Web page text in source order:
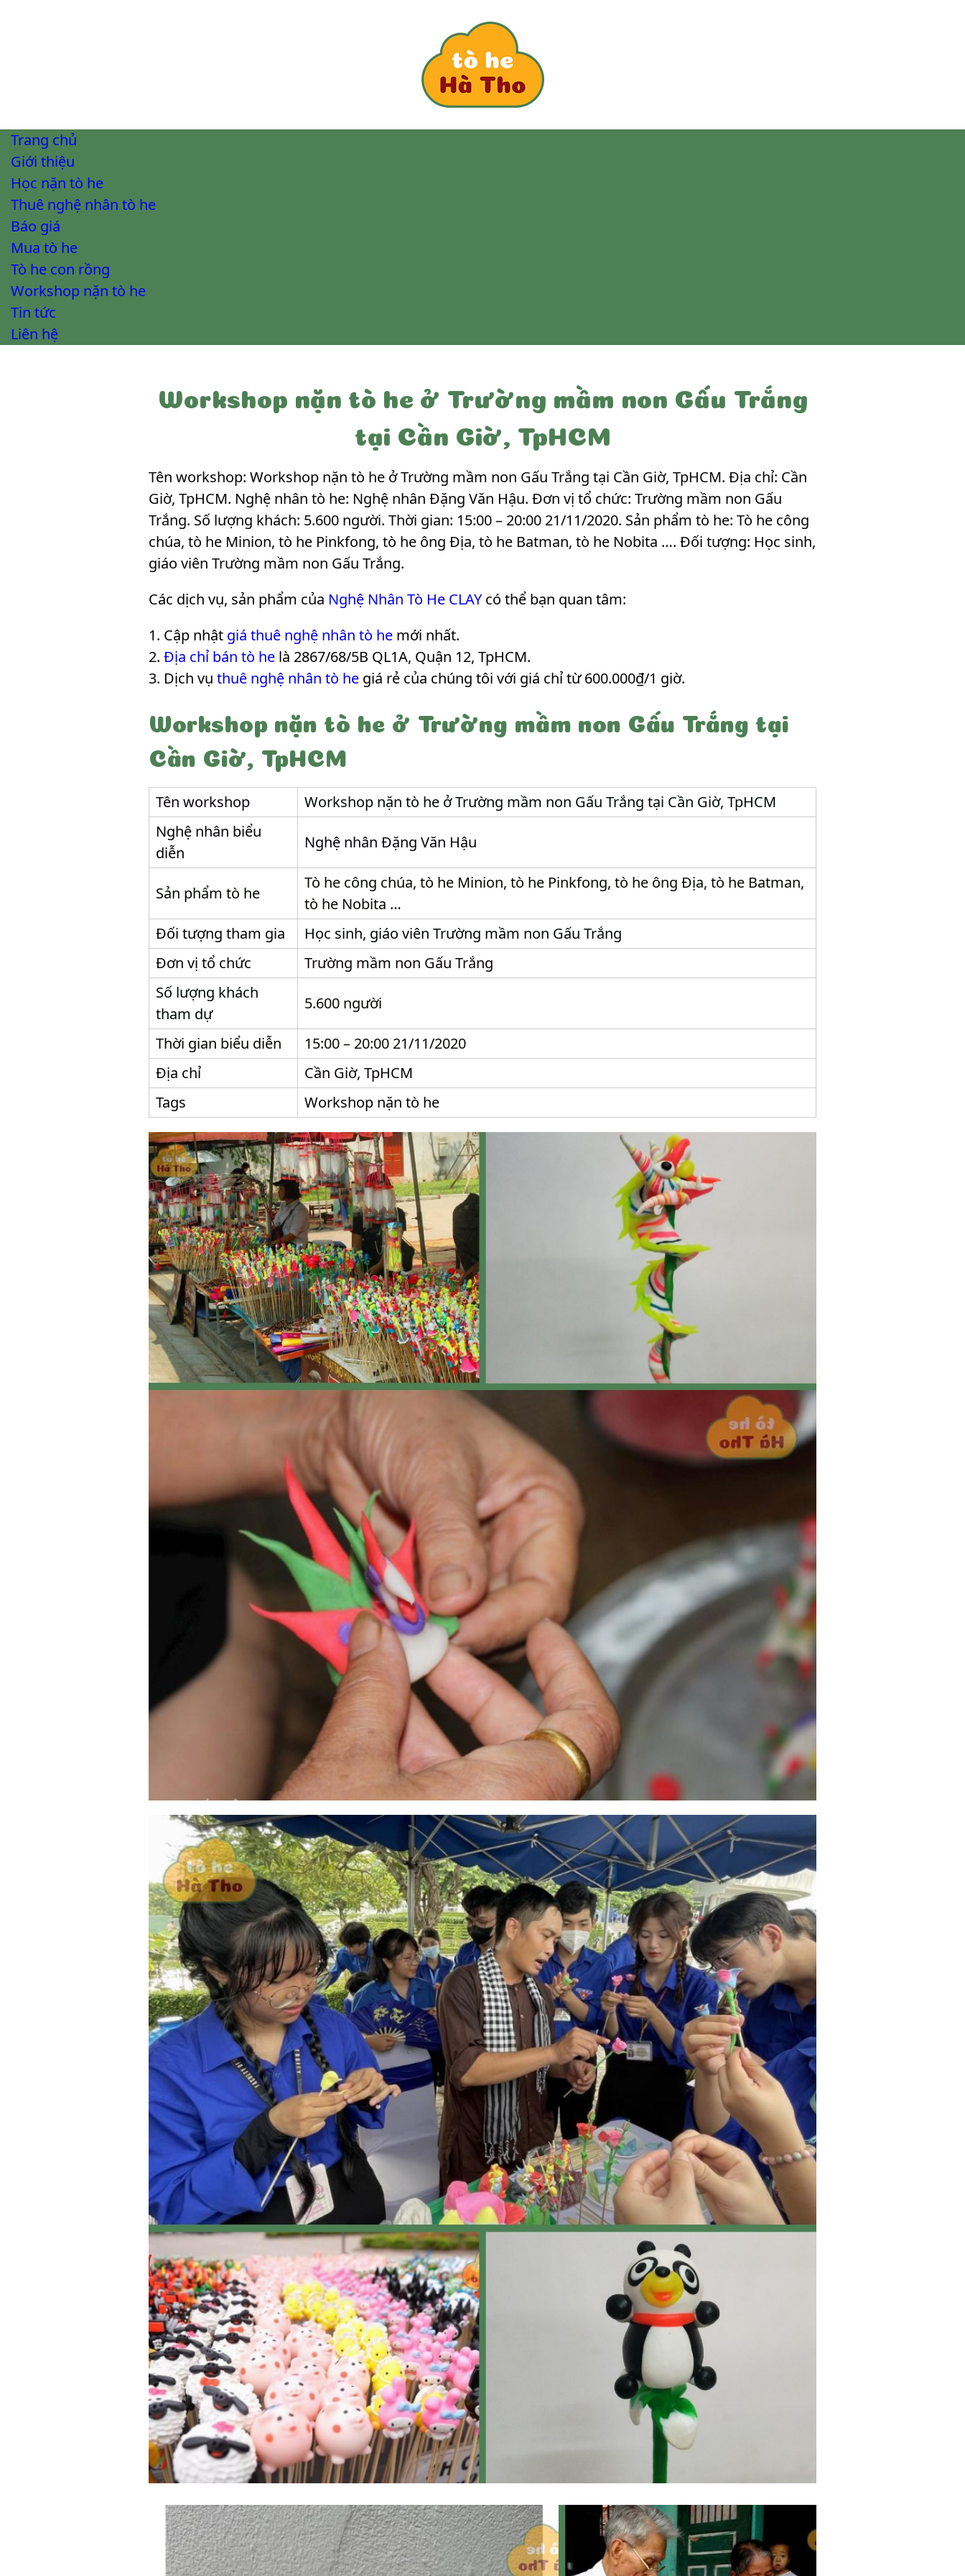
Trang chủ
Giới thiệu
Học nặn tò he
Thuê nghệ nhân tò he
Báo giá
Mua tò he
Tò he con rồng
Workshop nặn tò he
Tin tức
Liên hệ
Workshop nặn tò he ở Trường mầm non Gấu Trắng
tại Cần Giờ, TpHCM
Tên workshop: Workshop nặn tò he ở Trường mầm non Gấu Trắng tại Cần Giờ, TpHCM. Địa chỉ: Cần
Giờ, TpHCM. Nghệ nhân tò he: Nghệ nhân Đặng Văn Hậu. Đơn vị tổ chức: Trường mầm non Gấu
Trắng. Số lượng khách: 5.600 người. Thời gian: 15:00 – 20:00 21/11/2020. Sản phẩm tò he: Tò he công
chúa, tò he Minion, tò he Pinkfong, tò he ông Địa, tò he Batman, tò he Nobita …. Đối tượng: Học sinh,
giáo viên Trường mầm non Gấu Trắng.
Các dịch vụ, sản phẩm của Nghệ Nhân Tò He CLAY có thể bạn quan tâm:
Cập nhật giá thuê nghệ nhân tò he mới nhất.
Địa chỉ bán tò he là 2867/68/5B QL1A, Quận 12, TpHCM.
Dịch vụ thuê nghệ nhân tò he giá rẻ của chúng tôi với giá chỉ từ 600.000₫/1 giờ.
Workshop nặn tò he ở Trường mầm non Gấu Trắng tại
Cần Giờ, TpHCM
Tên workshop
Workshop nặn tò he ở Trường mầm non Gấu Trắng tại Cần Giờ, TpHCM
Nghệ nhân biểu
diễn
Nghệ nhân Đặng Văn Hậu
Sản phẩm tò he
Tò he công chúa, tò he Minion, tò he Pinkfong, tò he ông Địa, tò he Batman,
tò he Nobita …
Đối tượng tham gia
Học sinh, giáo viên Trường mầm non Gấu Trắng
Đơn vị tổ chức
Trường mầm non Gấu Trắng
Số lượng khách
tham dự
5.600 người
Thời gian biểu diễn
15:00 – 20:00 21/11/2020
Địa chỉ
Cần Giờ, TpHCM
Tags
Workshop nặn tò he